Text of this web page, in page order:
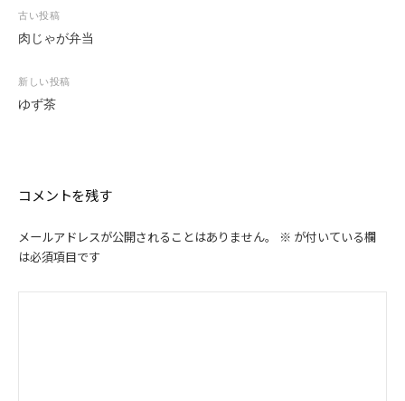
投
稿
ビ
ゲ
ン
古い投稿
肉じゃが弁当
新しい投稿
ゆず茶
コメントを残す
メールアドレスが公開されることはありません。 ※ が付いている欄
は必須項目です